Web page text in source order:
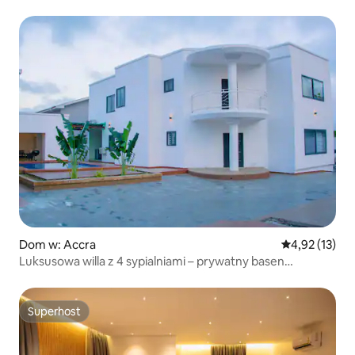
Dom w: Accra Średnia
4,92 (13)
Luksusowa willa z 4 sypialniami – prywatny basen
Superhost
Superhost